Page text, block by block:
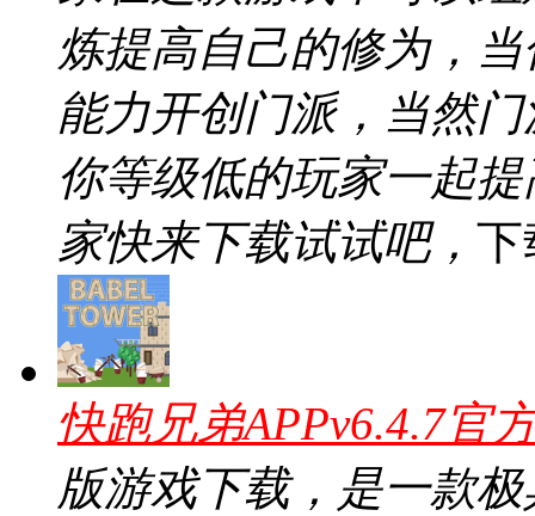
炼提高自己的修为，
能力开创门派，当然
你等级低的玩家一起
家快来下载试试吧， 下
快跑兄弟APPv6.4.7官
版游戏下载，是一款